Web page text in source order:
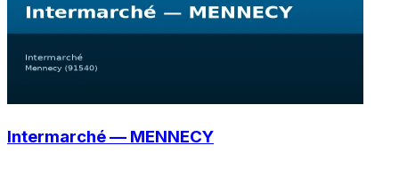
Intermarché — MENNECY